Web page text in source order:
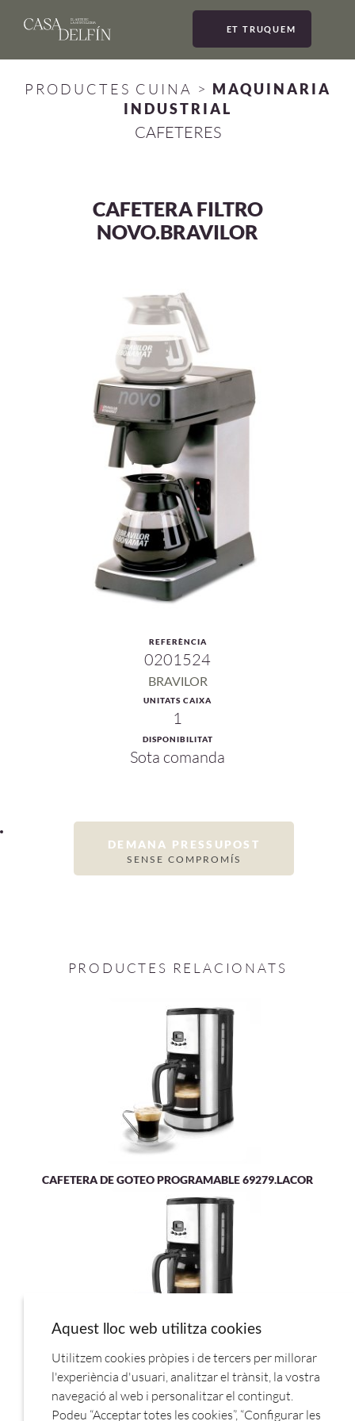
ET TRUQUEM
PRODUCTES CUINA > MAQUINARIA
INDUSTRIAL
CAFETERES
CAFETERA FILTRO
NOVO.BRAVILOR
REFERÈNCIA
0201524
BRAVILOR
UNITATS CAIXA
1
DISPONIBILITAT
Sota comanda
DEMANA PRESSUPOST
SENSE COMPROMÍS
PRODUCTES RELACIONATS
CAFETERA DE GOTEO PROGRAMABLE 69279.LACOR
CAFETERA DE GOTEO PROGRAMABLE 69279.LACOR
Aquest lloc web utilitza cookies
Utilitzem cookies pròpies i de tercers per millorar
l'experiència d'usuari, analitzar el trànsit, la vostra
navegació al web i personalitzar el contingut.
Podeu “Acceptar totes les cookies”, “Configurar les